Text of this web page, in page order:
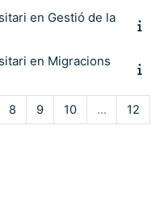
en Gestió de la
en Migracions
7
8Pàgina 8
9Pàgina 9
10Pàgina 10
… 12
següent